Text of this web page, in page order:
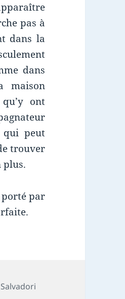
pas à
dans la
dans
maison
ont
qui peut
trouver
plus.
porté par